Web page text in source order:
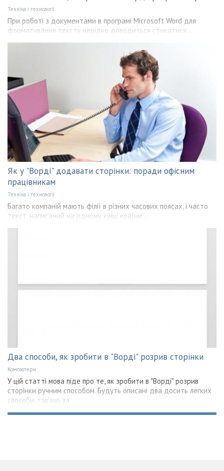
Техніка і технології
При роботі з документами в програмі Microsoft Word для
форматування тексту нерідко доводиться стикатися ...
Як у "Ворді" додавати сторінки: поради офісним
працівникам
Техніка і технології
Багато компаній мають філії в різних часових поясах, і часто
текст, написаний на одному кінці країни...
Два способи, як зробити в "Ворді" розрив сторінки
Компютери
У цій статті мова піде про те, як зробити в "Ворді" розрив
сторінки ручним способом. Будуть описані два досить легких
способи, так що за